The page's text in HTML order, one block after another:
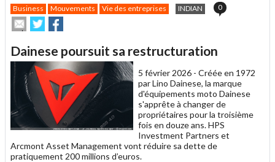
Business Mouvements Vie des entreprises INDIAN 0
Envoyer
cet
à
un
ami
Partager
sur
sur
Dainese poursuit sa restructuration
5 février 2026 - Créée en 1972
par Lino Dainese, la marque
d'équipements moto Dainese
s'apprête à changer de
propriétaires pour la troisième
fois en douze ans. HPS
Investment Partners et
Arcmont Asset Management vont réduire sa dette de
pratiquement 200 millions d’euros.